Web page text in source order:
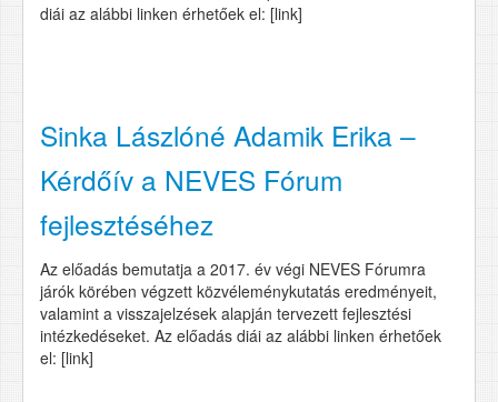
diái az alábbi linken érhetőek el: [link]
Sinka Lászlóné Adamik Erika –
Kérdőív a NEVES Fórum
fejlesztéséhez
Az előadás bemutatja a 2017. év végi NEVES Fórumra
járók körében végzett közvéleménykutatás eredményeit,
valamint a visszajelzések alapján tervezett fejlesztési
intézkedéseket. Az előadás diái az alábbi linken érhetőek
el: [link]